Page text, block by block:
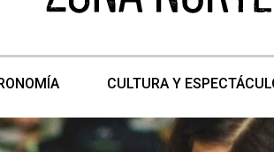
CULTURA Y